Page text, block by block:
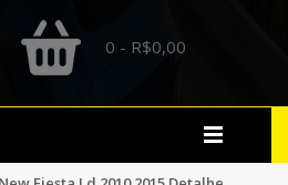
0 - R$0,00